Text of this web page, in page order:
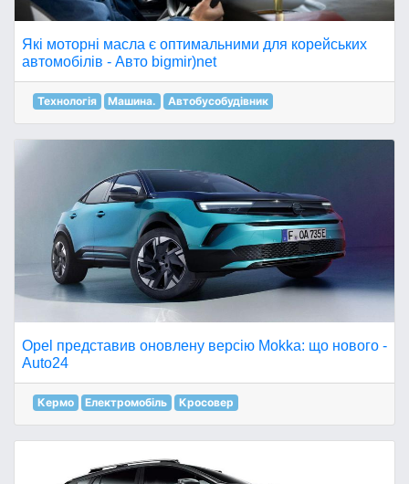
Які моторні масла є оптимальними для корейських
автомобілів - Авто bigmir)net
Технологія Машина. Автобусобудівник
Opel представив оновлену версію Mokka: що нового -
Auto24
Кермо Електромобіль Кросовер